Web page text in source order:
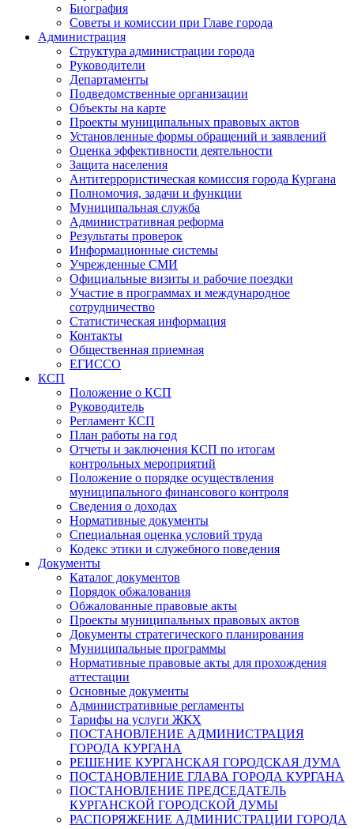
Биография
Советы и комиссии при Главе города
Администрация
Структура администрации города
Руководители
Департаменты
Подведомственные организации
Объекты на карте
Проекты муниципальных правовых актов
Установленные формы обращений и заявлений
Оценка эффективности деятельности
Защита населения
Антитеррористическая комиссия города Кургана
Полномочия, задачи и функции
Муниципальная служба
Административная реформа
Результаты проверок
Информационные системы
Учрежденные СМИ
Официальные визиты и рабочие поездки
Участие в программах и международное
сотрудничество
Статистическая информация
Контакты
Общественная приемная
ЕГИССО
КСП
Положение о КСП
Руководитель
Регламент КСП
План работы на год
Отчеты и заключения КСП по итогам
контрольных мероприятий
Положение о порядке осуществления
муниципального финансового контроля
Сведения о доходах
Нормативные документы
Специальная оценка условий труда
Кодекс этики и служебного поведения
Документы
Каталог документов
Порядок обжалования
Обжалованные правовые акты
Проекты муниципальных правовых актов
Документы стратегического планирования
Муниципальные программы
Нормативные правовые акты для прохождения
аттестации
Основные документы
Административные регламенты
Тарифы на услуги ЖКХ
ПОСТАНОВЛЕНИЕ АДМИНИСТРАЦИЯ
ГОРОДА КУРГАНА
РЕШЕНИЕ КУРГАНСКАЯ ГОРОДСКАЯ ДУМА
ПОСТАНОВЛЕНИЕ ГЛАВА ГОРОДА КУРГАНА
ПОСТАНОВЛЕНИЕ ПРЕДСЕДАТЕЛЬ
КУРГАНСКОЙ ГОРОДСКОЙ ДУМЫ
РАСПОРЯЖЕНИЕ АДМИНИСТРАЦИИ ГОРОДА